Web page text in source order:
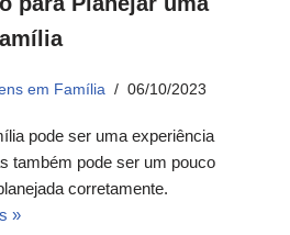
em Família 06/10/2023
pode ser uma experiência
também pode ser um pouco
corretamente.
»